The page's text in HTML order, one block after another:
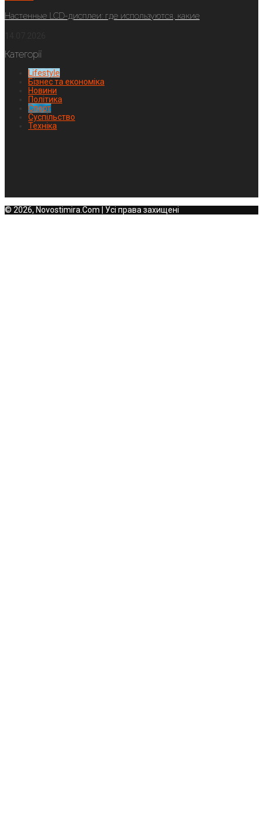
Настенные LCD-дисплеи: где используются, какие
Категорії
Lifestyle
Бізнес та економіка
Новини
Політика
Спорт
Суспільство
Техніка
© 2026, Novostimira.Com | Усі права захищені